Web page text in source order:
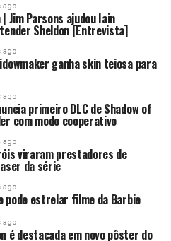
ago
| Jim Parsons ajudou Iain
Sheldon [Entrevista]
ago
ganha skin teiosa para
ago
primeiro DLC de Shadow of
com modo cooperativo
ago
viraram prestadores de
da série
ago
pode estrelar filme da Barbie
ago
é destacada em novo pôster do